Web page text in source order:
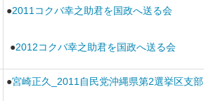
●2011コクバ幸之助君を国政へ送る会
●2012コクバ幸之助君を国政へ送る会
●宮崎正久_2011自民党沖縄県第2選挙区支部